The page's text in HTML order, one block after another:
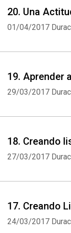
20. Una
01/04/2017
19. Aprender
29/03/2017
18. Creando
27/03/2017
17. Creando
24/03/2017